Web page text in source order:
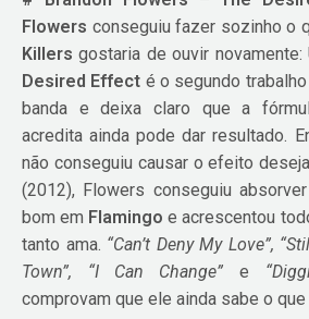
Flowers conseguiu fazer sozinho o
Killers gostaria de ouvir novamente:
Desired Effect é o segundo
banda e deixa claro que a
acredita ainda pode dar resultado.
não conseguiu causar o efeito
(2012), Flowers conseguiu
bom em Flamingo e acrescentou
tanto ama. “Can’t Deny My Love”,
Town”,
“I Can Change” e
comprovam que ele ainda sabe o